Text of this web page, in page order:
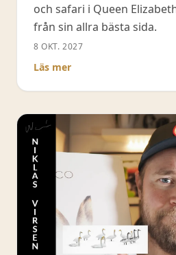
och safari i Queen
från sin allra bästa sida.
8 OKT. 2027
Läs mer